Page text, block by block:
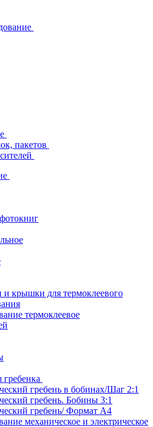
пакетов
крышки для термоклеевого
термоклеевое
гребенка
гребень в бобинах/Шаг 2:1
гребень. Бобины 3:1
гребень/ Формат А4
механическое и электрическое